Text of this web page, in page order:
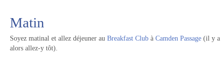
Matin
Soyez matinal et allez déjeuner au Breakfast Club à Camden Passage (il y a
alors allez-y tôt).